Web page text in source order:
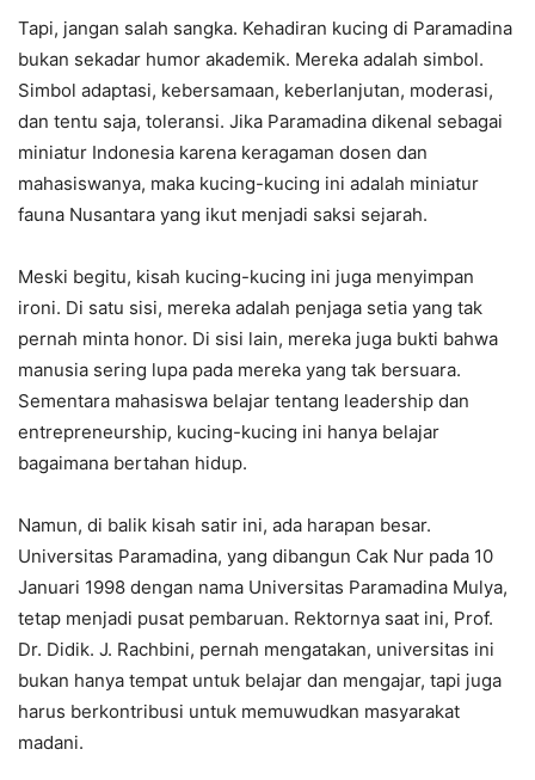
Tapi, jangan salah sangka. Kehadiran kucing di Paramadina
bukan sekadar humor akademik. Mereka adalah simbol.
Simbol adaptasi, kebersamaan, keberlanjutan, moderasi,
dan tentu saja, toleransi. Jika Paramadina dikenal sebagai
miniatur Indonesia karena keragaman dosen dan
mahasiswanya, maka kucing-kucing ini adalah miniatur
fauna Nusantara yang ikut menjadi saksi sejarah.
Meski begitu, kisah kucing-kucing ini juga menyimpan
ironi. Di satu sisi, mereka adalah penjaga setia yang tak
pernah minta honor. Di sisi lain, mereka juga bukti bahwa
manusia sering lupa pada mereka yang tak bersuara.
Sementara mahasiswa belajar tentang leadership dan
entrepreneurship, kucing-kucing ini hanya belajar
bagaimana bertahan hidup.
Namun, di balik kisah satir ini, ada harapan besar.
Universitas Paramadina, yang dibangun Cak Nur pada 10
Januari 1998 dengan nama Universitas Paramadina Mulya,
tetap menjadi pusat pembaruan. Rektornya saat ini, Prof.
Dr. Didik. J. Rachbini, pernah mengatakan, universitas ini
bukan hanya tempat untuk belajar dan mengajar, tapi juga
harus berkontribusi untuk memuwudkan masyarakat
madani.